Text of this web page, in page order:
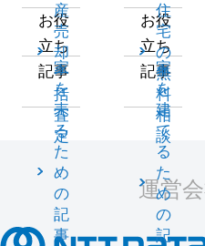
産
売
却
一
括
査
定
お役
立ち
記事
家
を
売
る
た
め
の
記
事
住
宅
の
無
料
相
談
お役
立ち
記事
家
を
建
て
る
た
め
の
記
運営